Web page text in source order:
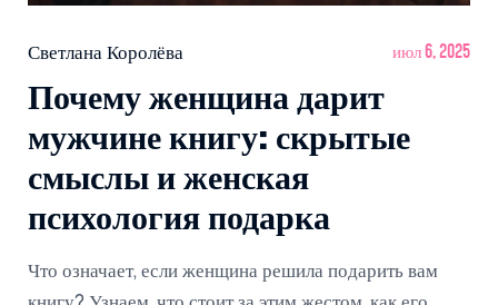
Светлана Королёва июл 6, 2025
Почему женщина дарит
мужчине книгу: скрытые
смыслы и женская
психология подарка
Что означает, если женщина решила подарить вам